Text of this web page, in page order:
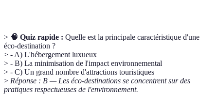
> 🧠 Quiz rapide : Quelle est la principale caractéristique d'une
éco-destination ?
> - A) L'hébergement luxueux
> - B) La minimisation de l'impact environnemental
> - C) Un grand nombre d'attractions touristiques
> Réponse : B — Les éco-destinations se concentrent sur des
pratiques respectueuses de l'environnement.